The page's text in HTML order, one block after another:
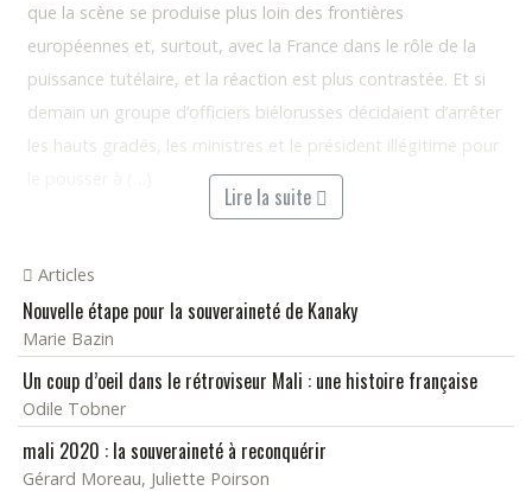
que la scène se produise plus loin des frontières
européennes et, surtout, avec la France dans le rôle de la
puissance tutélaire, et la réaction est plus contrastée. Et si
demain un groupe d’officiers biélorusses décidaient d’arrêter
les hauts gradés, les ministres et le président illégitime pour
Lire la suite
Articles
Nouvelle étape pour la souveraineté de Kanaky
Marie Bazin
Un coup d’oeil dans le rétroviseur Mali : une histoire française
Odile Tobner
mali 2020 : la souveraineté à reconquérir
Gérard Moreau, Juliette Poirson